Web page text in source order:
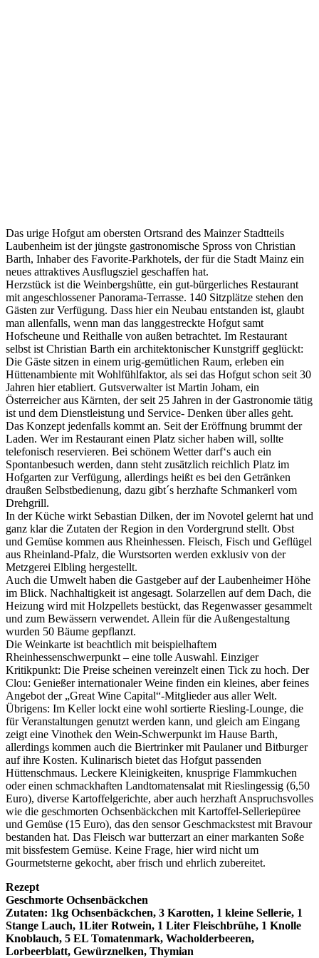
Das urige Hofgut am obersten Ortsrand des Mainzer Stadtteils
Laubenheim ist der jüngste gastronomische Spross von Christian
Barth, Inhaber des Favorite-Parkhotels, der für die Stadt Mainz ein
neues attraktives Ausflugsziel geschaffen hat.
Herzstück ist die Weinbergshütte, ein gut-bürgerliches Restaurant
mit angeschlossener Panorama-Terrasse. 140 Sitzplätze stehen den
Gästen zur Verfügung. Dass hier ein Neubau entstanden ist, glaubt
man allenfalls, wenn man das langgestreckte Hofgut samt
Hofscheune und Reithalle von außen betrachtet. Im Restaurant
selbst ist Christian Barth ein architektonischer Kunstgriff geglückt:
Die Gäste sitzen in einem urig-gemütlichen Raum, erleben ein
Hüttenambiente mit Wohlfühlfaktor, als sei das Hofgut schon seit 30
Jahren hier etabliert. Gutsverwalter ist Martin Joham, ein
Österreicher aus Kärnten, der seit 25 Jahren in der Gastronomie tätig
ist und dem Dienstleistung und Service- Denken über alles geht.
Das Konzept jedenfalls kommt an. Seit der Eröffnung brummt der
Laden. Wer im Restaurant einen Platz sicher haben will, sollte
telefonisch reservieren. Bei schönem Wetter darf‘s auch ein
Spontanbesuch werden, dann steht zusätzlich reichlich Platz im
Hofgarten zur Verfügung, allerdings heißt es bei den Getränken
draußen Selbstbedienung, dazu gibt´s herzhafte Schmankerl vom
Drehgrill.
In der Küche wirkt Sebastian Dilken, der im Novotel gelernt hat und
ganz klar die Zutaten der Region in den Vordergrund stellt. Obst
und Gemüse kommen aus Rheinhessen. Fleisch, Fisch und Geflügel
aus Rheinland-Pfalz, die Wurstsorten werden exklusiv von der
Metzgerei Elbling hergestellt.
Auch die Umwelt haben die Gastgeber auf der Laubenheimer Höhe
im Blick. Nachhaltigkeit ist angesagt. Solarzellen auf dem Dach, die
Heizung wird mit Holzpellets bestückt, das Regenwasser gesammelt
und zum Bewässern verwendet. Allein für die Außengestaltung
wurden 50 Bäume gepflanzt.
Die Weinkarte ist beachtlich mit beispielhaftem
Rheinhessenschwerpunkt – eine tolle Auswahl. Einziger
Kritikpunkt: Die Preise scheinen vereinzelt einen Tick zu hoch. Der
Clou: Genießer internationaler Weine finden ein kleines, aber feines
Angebot der „Great Wine Capital“-Mitglieder aus aller Welt.
Übrigens: Im Keller lockt eine wohl sortierte Riesling-Lounge, die
für Veranstaltungen genutzt werden kann, und gleich am Eingang
zeigt eine Vinothek den Wein-Schwerpunkt im Hause Barth,
allerdings kommen auch die Biertrinker mit Paulaner und Bitburger
auf ihre Kosten. Kulinarisch bietet das Hofgut passenden
Hüttenschmaus. Leckere Kleinigkeiten, knusprige Flammkuchen
oder einen schmackhaften Landtomatensalat mit Rieslingessig (6,50
Euro), diverse Kartoffelgerichte, aber auch herzhaft Anspruchsvolles
wie die geschmorten Ochsenbäckchen mit Kartoffel-Selleriepüree
und Gemüse (15 Euro), das den sensor Geschmackstest mit Bravour
bestanden hat. Das Fleisch war butterzart an einer markanten Soße
mit bissfestem Gemüse. Keine Frage, hier wird nicht um
Gourmetsterne gekocht, aber frisch und ehrlich zubereitet.
Rezept
Geschmorte Ochsenbäckchen
Zutaten: 1kg Ochsenbäckchen, 3 Karotten, 1 kleine Sellerie, 1
Stange Lauch, 1Liter Rotwein, 1 Liter Fleischbrühe, 1 Knolle
Knoblauch, 5 EL Tomatenmark, Wacholderbeeren,
Lorbeerblatt, Gewürznelken, Thymian